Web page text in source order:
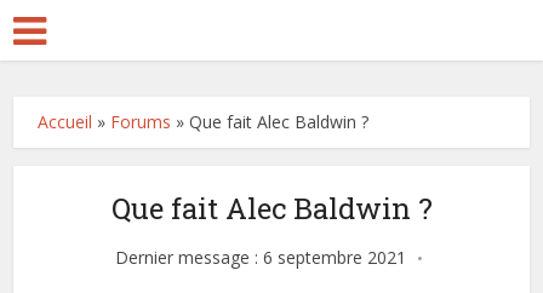
Accueil » Forums »Que fait Alec Baldwin ?
Que fait Alec Baldwin ?
Dernier message : 6 septembre 2021